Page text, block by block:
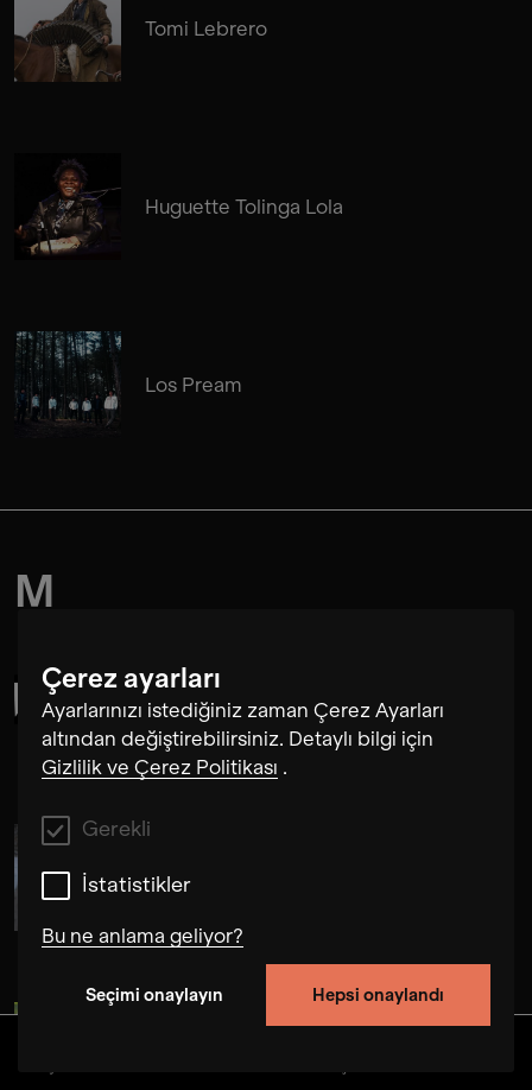
Çerez ayarları
Ayarlarınızı istediğiniz zaman Çerez Ayarları
altından değiştirebilirsiniz. Detaylı bilgi için
Gizlilik ve Çerez Politikası .
Gerekli
İstatistikler
Bu ne anlama geliyor?
Seçimi onaylayın Hepsi onaylandı
Tomi Lebrero
Huguette Tolinga Lola
Los Pream
M
Marc Sinan Company
Marlene Mercedes